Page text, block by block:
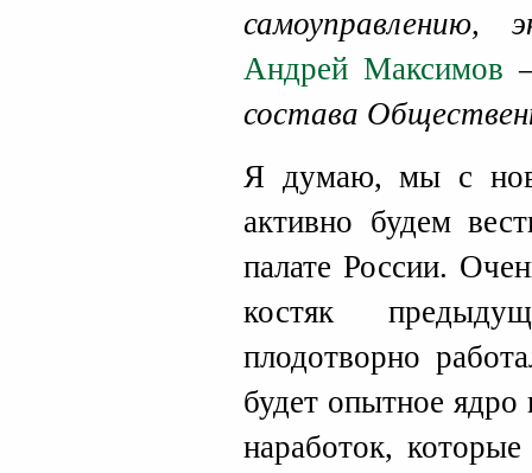
Андрей Максимов
состава
Я думаю, мы с
активно будем
палате России.
костяк
плодотворно
будет опытное
наработок, которые